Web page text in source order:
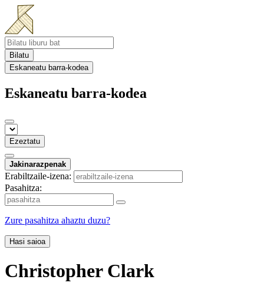
Bilatu
Eskaneatu barra-kodea
Eskaneatu barra-kodea
Ezeztatu
Jakinarazpenak
Erabiltzaile-izena:
Pasahitza:
Zure pasahitza ahaztu duzu?
Hasi saioa
Christopher Clark